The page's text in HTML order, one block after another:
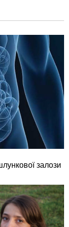
залози